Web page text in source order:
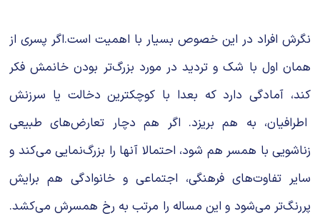
نگرش افراد در این خصوص بسیار با اهمیت است.اگر پسری از
همان اول با شک و تردید در مورد بزرگ‌تر بودن خانمش فکر
کند، آمادگی دارد که بعدا با کوچکترین دخالت یا سرزنش
اطرافیان، به هم بریزد. اگر هم دچار تعارض‌های طبیعی
زناشویی با همسر هم شود، احتمالا آنها را بزرگ‌نمایی می‌كند و
سایر تفاوت‌های فرهنگی، اجتماعی و خانوادگی هم برایش
پررنگ‌تر می‌شود و این مساله را مرتب به رخ همسرش می‌كشد.